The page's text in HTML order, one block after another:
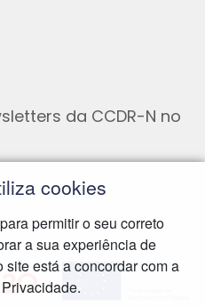
da CCDR-N no
externaHiperligação externa
cookies
permitir o seu correto
a sua experiência de
está a concordar com a